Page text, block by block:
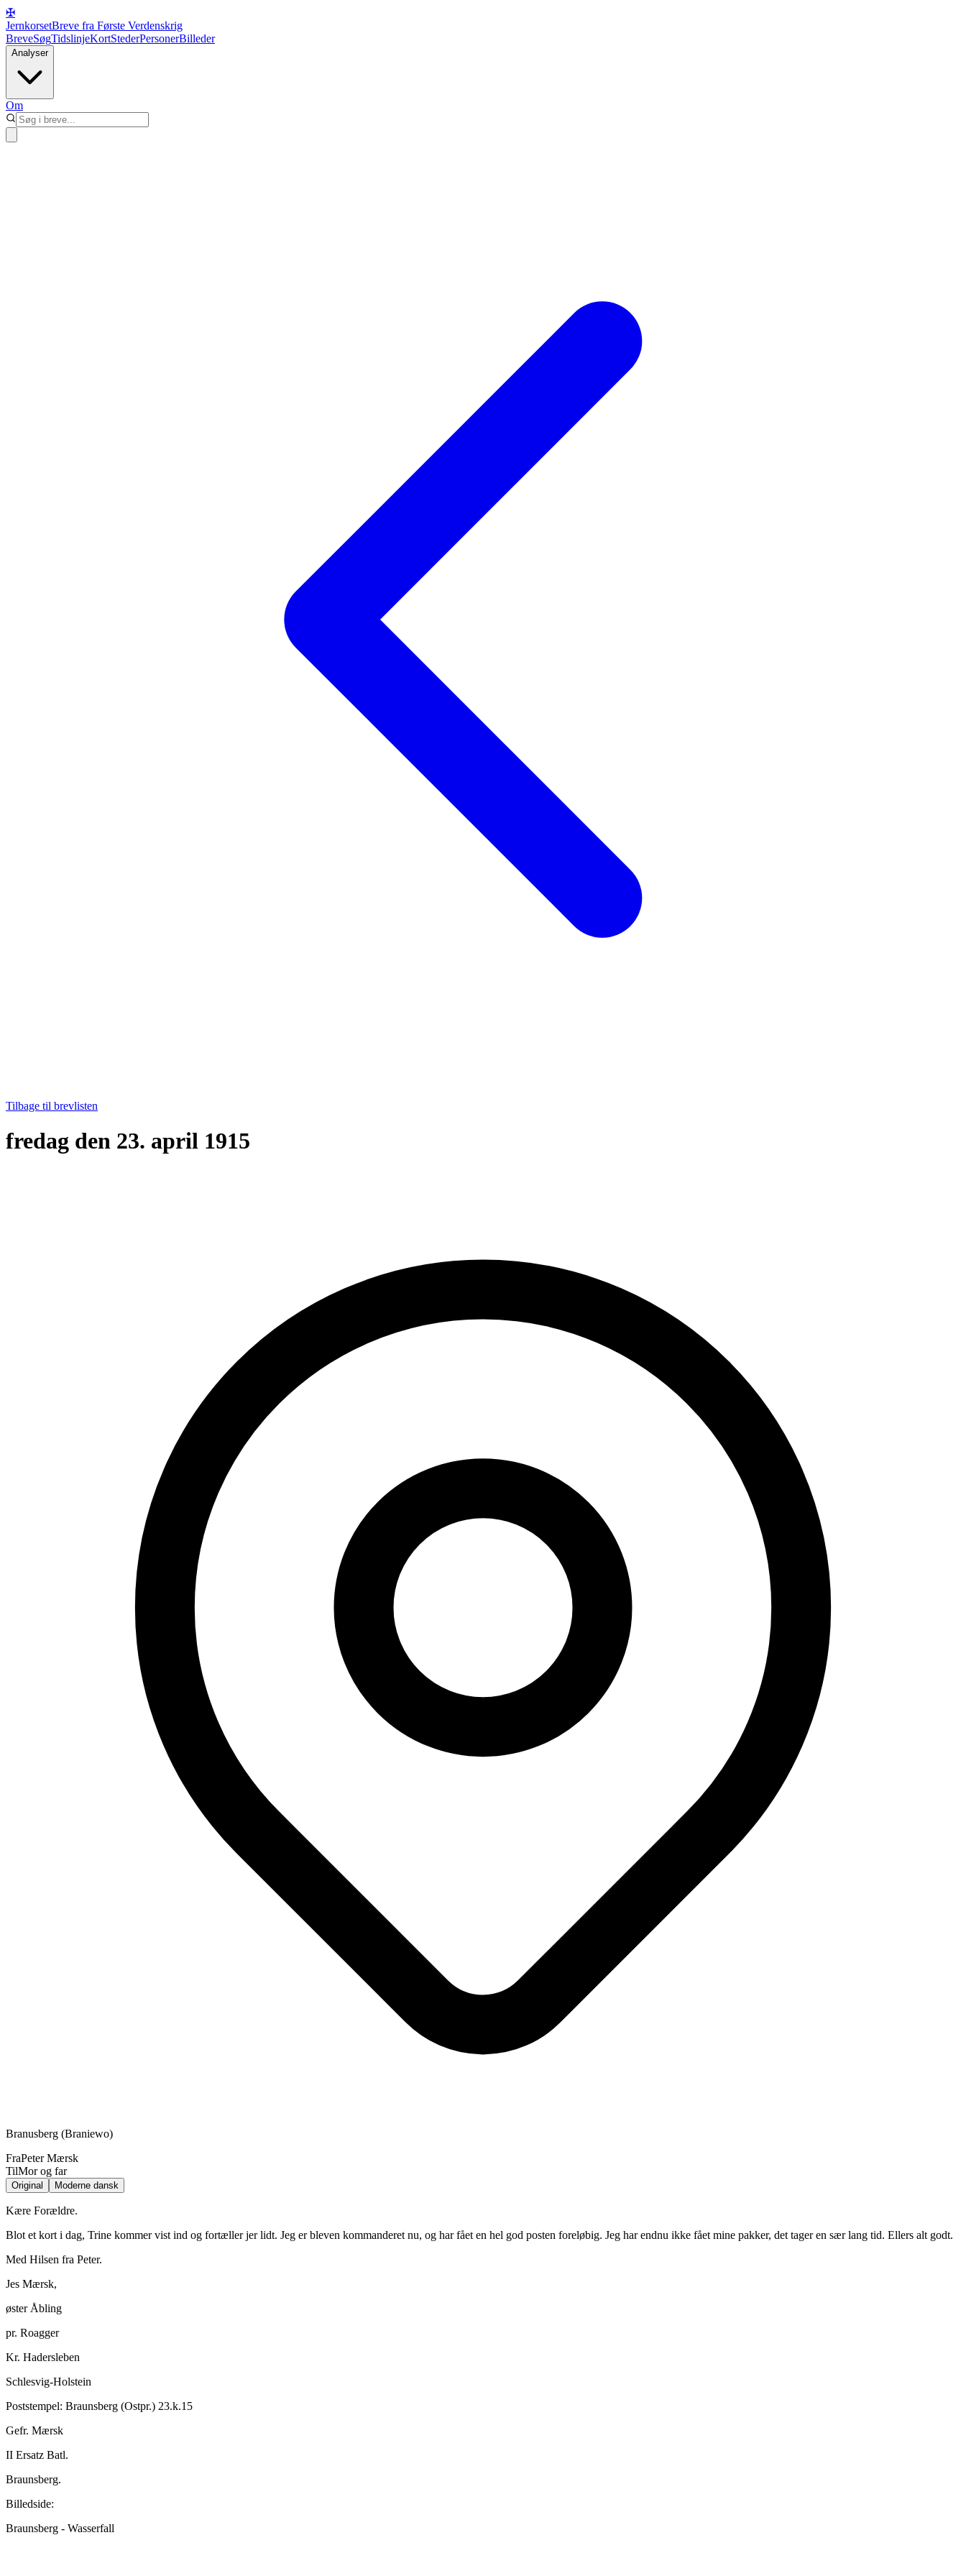
✠
JernkorsetBreve fra Første Verdenskrig
BreveSøgTidslinjeKortStederPersonerBilleder
Analyser
Om
Tilbage til brevlisten
fredag den 23. april 1915
Branusberg (Braniewo)
FraPeter Mærsk
TilMor og far
Original Moderne dansk
Kære Forældre.
Blot et kort i dag, Trine kommer vist ind og fortæller jer lidt. Jeg er bleven kommanderet nu, og har fået en hel god posten foreløbig. Jeg har endnu ikke fået mine pakker, det tager en sær lang tid. Ellers alt godt.
Med Hilsen fra Peter.
Jes Mærsk,
øster Åbling
pr. Roagger
Kr. Hadersleben
Schlesvig-Holstein
Poststempel: Braunsberg (Ostpr.) 23.k.15
Gefr. Mærsk
II Ersatz Batl.
Braunsberg.
Billedside:
Braunsberg - Wasserfall